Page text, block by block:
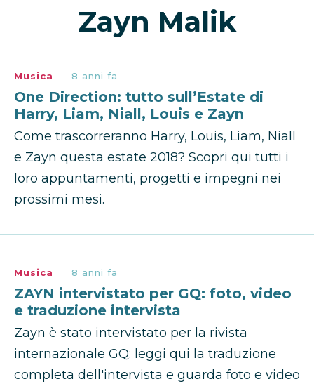
Zayn Malik
Musica 8 anni fa
One Direction: tutto sull’Estate di
Harry, Liam, Niall, Louis e Zayn
Come trascorreranno Harry, Louis, Liam, Niall
e Zayn questa estate 2018? Scopri qui tutti i
loro appuntamenti, progetti e impegni nei
prossimi mesi.
Musica 8 anni fa
ZAYN intervistato per GQ: foto, video
e traduzione intervista
Zayn è stato intervistato per la rivista
internazionale GQ: leggi qui la traduzione
completa dell'intervista e guarda foto e video